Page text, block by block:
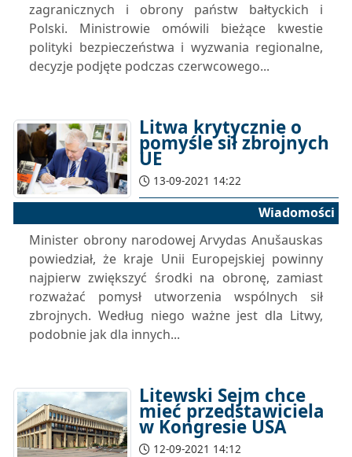
zagranicznych i obrony państw bałtyckich i
Polski. Ministrowie omówili bieżące kwestie
polityki bezpieczeństwa i wyzwania regionalne,
decyzje podjęte podczas czerwcowego...
Litwa krytycznie o
pomyśle sił zbrojnych
UE
13-09-2021 14:22
Wiadomości
Minister obrony narodowej Arvydas Anušauskas
powiedział, że kraje Unii Europejskiej powinny
najpierw zwiększyć środki na obronę, zamiast
rozważać pomysł utworzenia wspólnych sił
zbrojnych. Według niego ważne jest dla Litwy,
podobnie jak dla innych...
Litewski Sejm chce
mieć przedstawiciela
w Kongresie USA
12-09-2021 14:12